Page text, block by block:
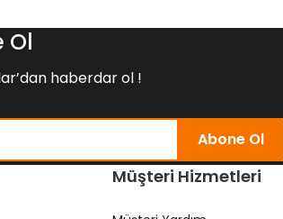
Ol
haberdar ol !
Abone Ol
Müşteri Hizmetleri